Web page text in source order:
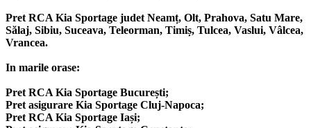
Pret RCA Kia Sportage judet Neamț, Olt, Prahova, Satu Mare,
Sălaj, Sibiu, Suceava, Teleorman, Timiș, Tulcea, Vaslui, Vâlcea,
Vrancea.
In marile orase:
Pret RCA Kia Sportage București;
Pret asigurare Kia Sportage Cluj-Napoca;
Pret RCA Kia Sportage Iași;